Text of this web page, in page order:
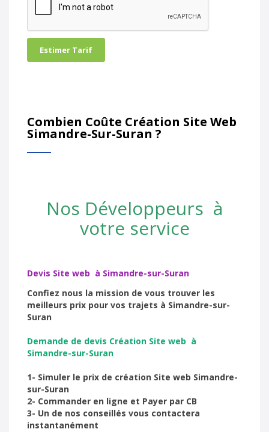
Estimer Tarif
Combien Coûte Création Site Web
Simandre-Sur-Suran ?
Nos Développeurs à
votre service
Devis Site web à Simandre-sur-Suran
Confiez nous la mission de vous trouver les
meilleurs prix pour vos trajets à Simandre-sur-
Suran
Demande de devis Création Site web à
Simandre-sur-Suran
1- Simuler le prix de création Site web Simandre-
sur-Suran
2- Commander en ligne et Payer par CB
3- Un de nos conseillés vous contactera
instantanément